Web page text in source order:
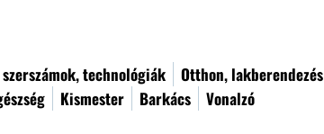
szerszámok, technológiák Otthon, lakberendezés
Kismester Barkács Vonalzó